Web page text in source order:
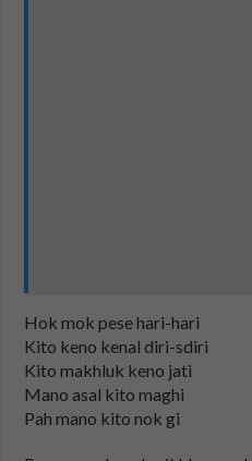
Hok mok pese hari-hari
Kito keno kenal diri-sdiri
Kito makhluk keno jati
Mano asal kito maghi
Pah mano kito nok gi